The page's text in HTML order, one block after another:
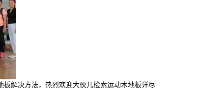
解决方法，热烈欢迎大伙儿检索运动木地板详尽